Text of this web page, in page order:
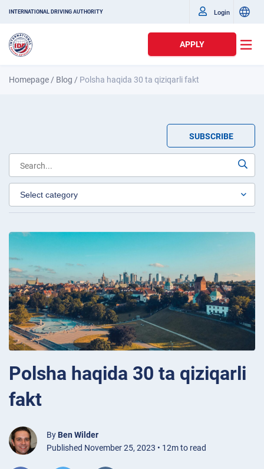
INTERNATIONAL DRIVING AUTHORITY Login
APPLY
Homepage / Blog / Polsha haqida 30 ta qiziqarli fakt
SUBSCRIBE
Polsha haqida 30 ta qiziqarli
fakt
By Ben Wilder
Published November 25, 2023 • 12m to read